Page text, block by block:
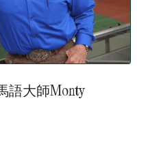
語大師Monty